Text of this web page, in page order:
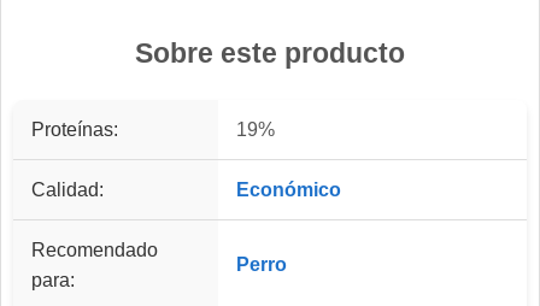
Sobre este producto
Proteínas: 19%
Calidad: Económico
Recomendado
para:
Perro